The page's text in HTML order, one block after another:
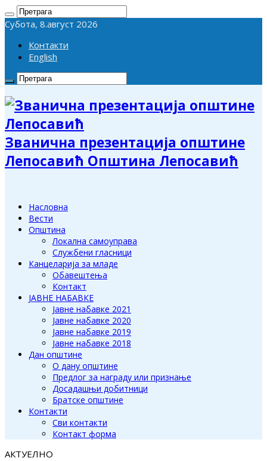
Субота, 8.август 2026
Контакти
English
Званична презентација општине
Лепосавић Општина Лепосавић
Насловна
Вести
Општина
Локална самоуправа
Службени гласници
Канцеларија за младе
Обавештења
Контакт
ЈАВНЕ НАБАВКЕ
Јавне набавке 2021
Јавне набавке 2020
Јавне набавке 2019
Јавне набавке 2018
Дан општине
О дану општине
Предлог за награду или признање
Досадашњи добитници
Братске општине
Контакти
Сви контакти
Контакт форма
АКТУЕЛНО